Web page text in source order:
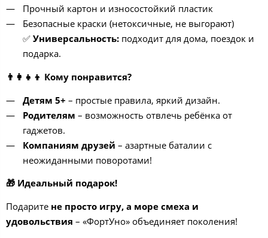
Прочный картон и износостойкий пластик
Безопасные краски (нетоксичные, не выгорают)
✅ Универсальность:подходит для дома, поездок и
подарка.
👨 Кому понравится?
Детям 5+ – простые правила, яркий дизайн.
Родителям – возможность отвлечь ребёнка от
гаджетов.
Компаниям друзей – азартные баталии с
неожиданными поворотами!
🎁 Идеальный подарок!
Подарите не просто игру, а море смеха и
удовольствия – «ФортУно» объединяет поколения!